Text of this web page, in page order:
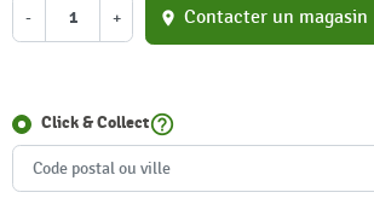
- + location_on Contacter un magasin
Click & Collecthelp_outline